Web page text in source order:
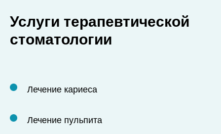
Услуги терапевтической
стоматологии
Лечение кариеса
Лечение пульпита